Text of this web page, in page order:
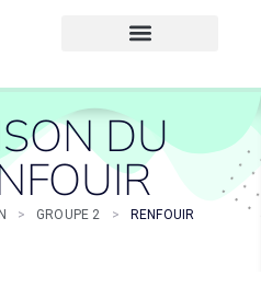
DU
> GROUPE 2 > RENFOUIR